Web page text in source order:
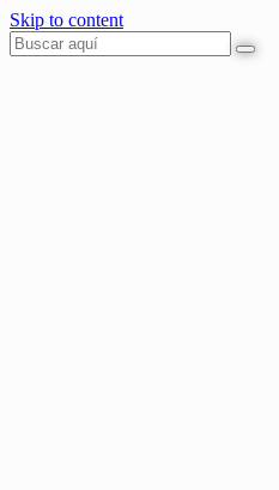
Skip to content